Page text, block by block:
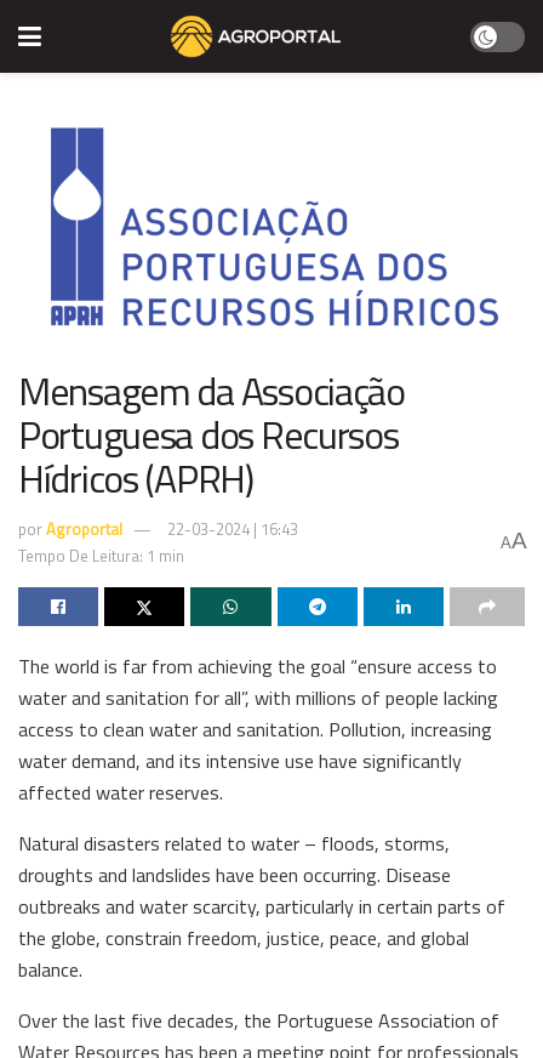
Mensagem da Associação
Portuguesa dos Recursos
Hídricos (APRH)
porAgroportal
22-03-2024 | 16:43
Tempo De Leitura: 1 min
AA
The world is far from achieving the goal “ensure access to
water and sanitation for all”, with millions of people lacking
access to clean water and sanitation. Pollution, increasing
water demand, and its intensive use have significantly
affected water reserves.
Natural disasters related to water – floods, storms,
droughts and landslides have been occurring. Disease
outbreaks and water scarcity, particularly in certain parts of
the globe, constrain freedom, justice, peace, and global
balance.
Over the last five decades, the Portuguese Association of
Water Resources has been a meeting point for professionals